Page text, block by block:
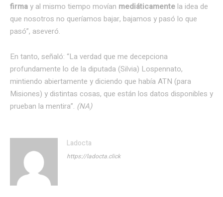
firmay al mismo tiempo movían mediáticamente la idea de
que nosotros no queríamos bajar, bajamos y pasó lo que
pasó”, aseveró.
En tanto, señaló: “La verdad que me decepciona
profundamente lo de la diputada (Silvia) Lospennato,
mintiendo abiertamente y diciendo que había ATN (para
Misiones) y distintas cosas, que están los datos disponibles y
prueban la mentira”. (NA)
Ladocta
https://ladocta.click